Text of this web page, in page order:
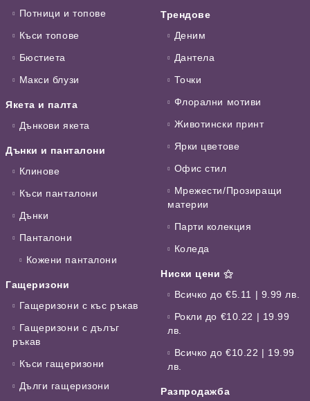
Потници и топове
Къси топове
Бюстиета
Макси блузи
Якета и палта
Дънкови якета
Дънки и панталони
Клинове
Къси панталони
Дънки
Панталони
Кожени панталони
Гащеризони
Гащеризони с къс ръкав
Гащеризони с дълъг
ръкав
Къси гащеризони
Дълги гащеризони
Трендове
Деним
Дантела
Точки
Флорални мотиви
Животински принт
Ярки цветове
Офис стил
Мрежести/Прозиращи
материи
Парти колекция
Коледа
Ниски цени ⚝
Всичко до €5.11 | 9.99 лв.
Рокли до €10.22 | 19.99
лв.
Всичко до €10.22 | 19.99
лв.
Разпродажба